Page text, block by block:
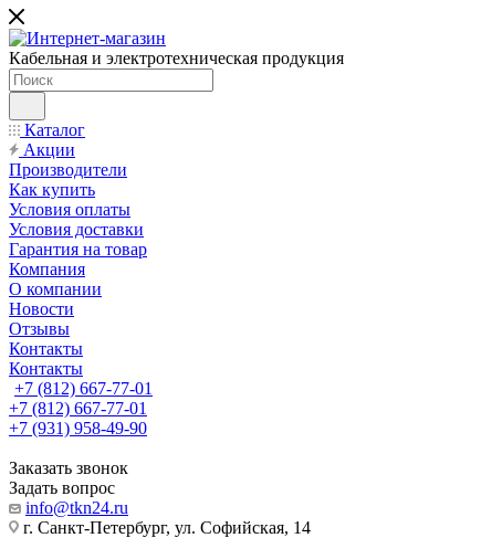
Кабельная и электротехническая продукция
Каталог
Акции
Производители
Как купить
Условия оплаты
Условия доставки
Гарантия на товар
Компания
О компании
Новости
Отзывы
Контакты
Контакты
+7 (812) 667-77-01
+7 (812) 667-77-01
+7 (931) 958-49-90
Заказать звонок
Задать вопрос
info@tkn24.ru
г. Санкт-Петербург, ул. Софийская, 14